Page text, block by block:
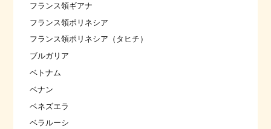
フランス領ギアナ
フランス領ポリネシア
フランス領ポリネシア（タヒチ）
ブルガリア
ベトナム
ベナン
ベネズエラ
ベラルーシ